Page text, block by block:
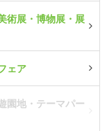
術展・博物展・展
ェア
園地・テーマパー